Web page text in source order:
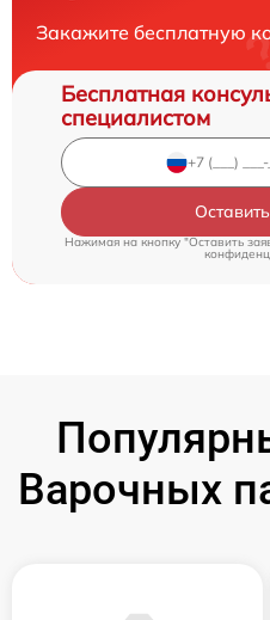
Закажите бесплатную
Бесплатная
специалистом
Нажимая на кнопку "Оставить
Варочных